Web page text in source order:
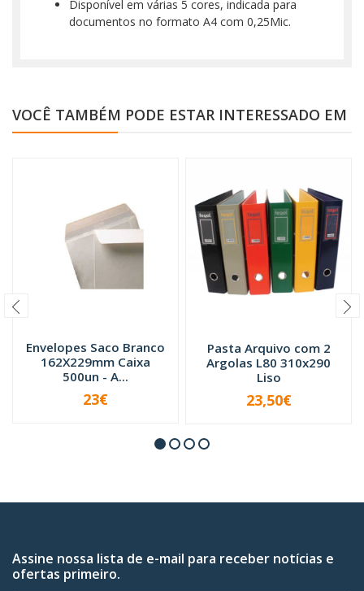
Disponível em várias 5 cores, indicada para
documentos no formato A4 com 0,25Mic.
VOCÊ TAMBÉM PODE ESTAR INTERESSADO EM
Envelopes Saco Branco
162X229mm Caixa
500un - A...
+
23€
Pasta Arquivo com 2
Argolas L80 310x290
Liso
VER OPÇÕES
23,50€
Assine nossa lista de e-mail para receber notícias e
ofertas primeiro.